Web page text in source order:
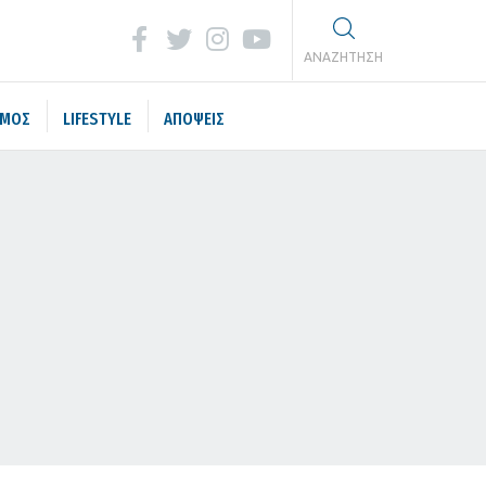
ΑΝΑΖΗΤΗΣΗ
LIFESTYLE ΑΠΟΨΕΙΣ